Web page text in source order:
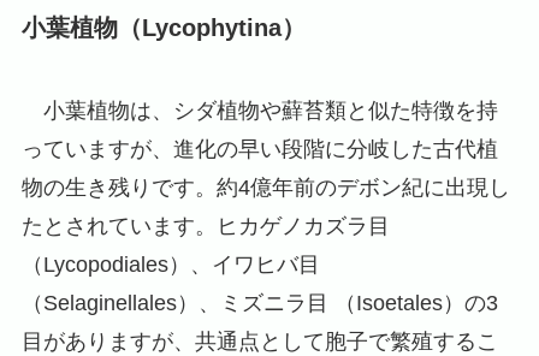
小葉植物（Lycophytina）
小葉植物は、シダ植物や蘚苔類と似た特徴を持
っていますが、進化の早い段階に分岐した古代植
物の生き残りです。約4億年前のデボン紀に出現し
たとされています。ヒカゲノカズラ目
（Lycopodiales）、イワヒバ目
（Selaginellales）、ミズニラ目 （Isoetales）の3
目がありますが、共通点として胞子で繁殖するこ